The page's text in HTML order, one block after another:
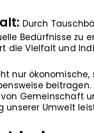
Durch
Bedürfnisse zu
die Vielfalt und
nur
Gemeinschaft
unserer Umwelt